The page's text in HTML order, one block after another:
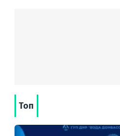
Топ